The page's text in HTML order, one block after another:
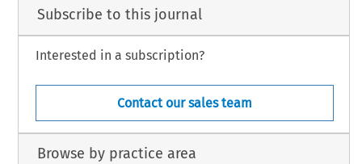
Subscribe to this journal
Interested in a subscription?
Contact our sales team
Browse by practice area